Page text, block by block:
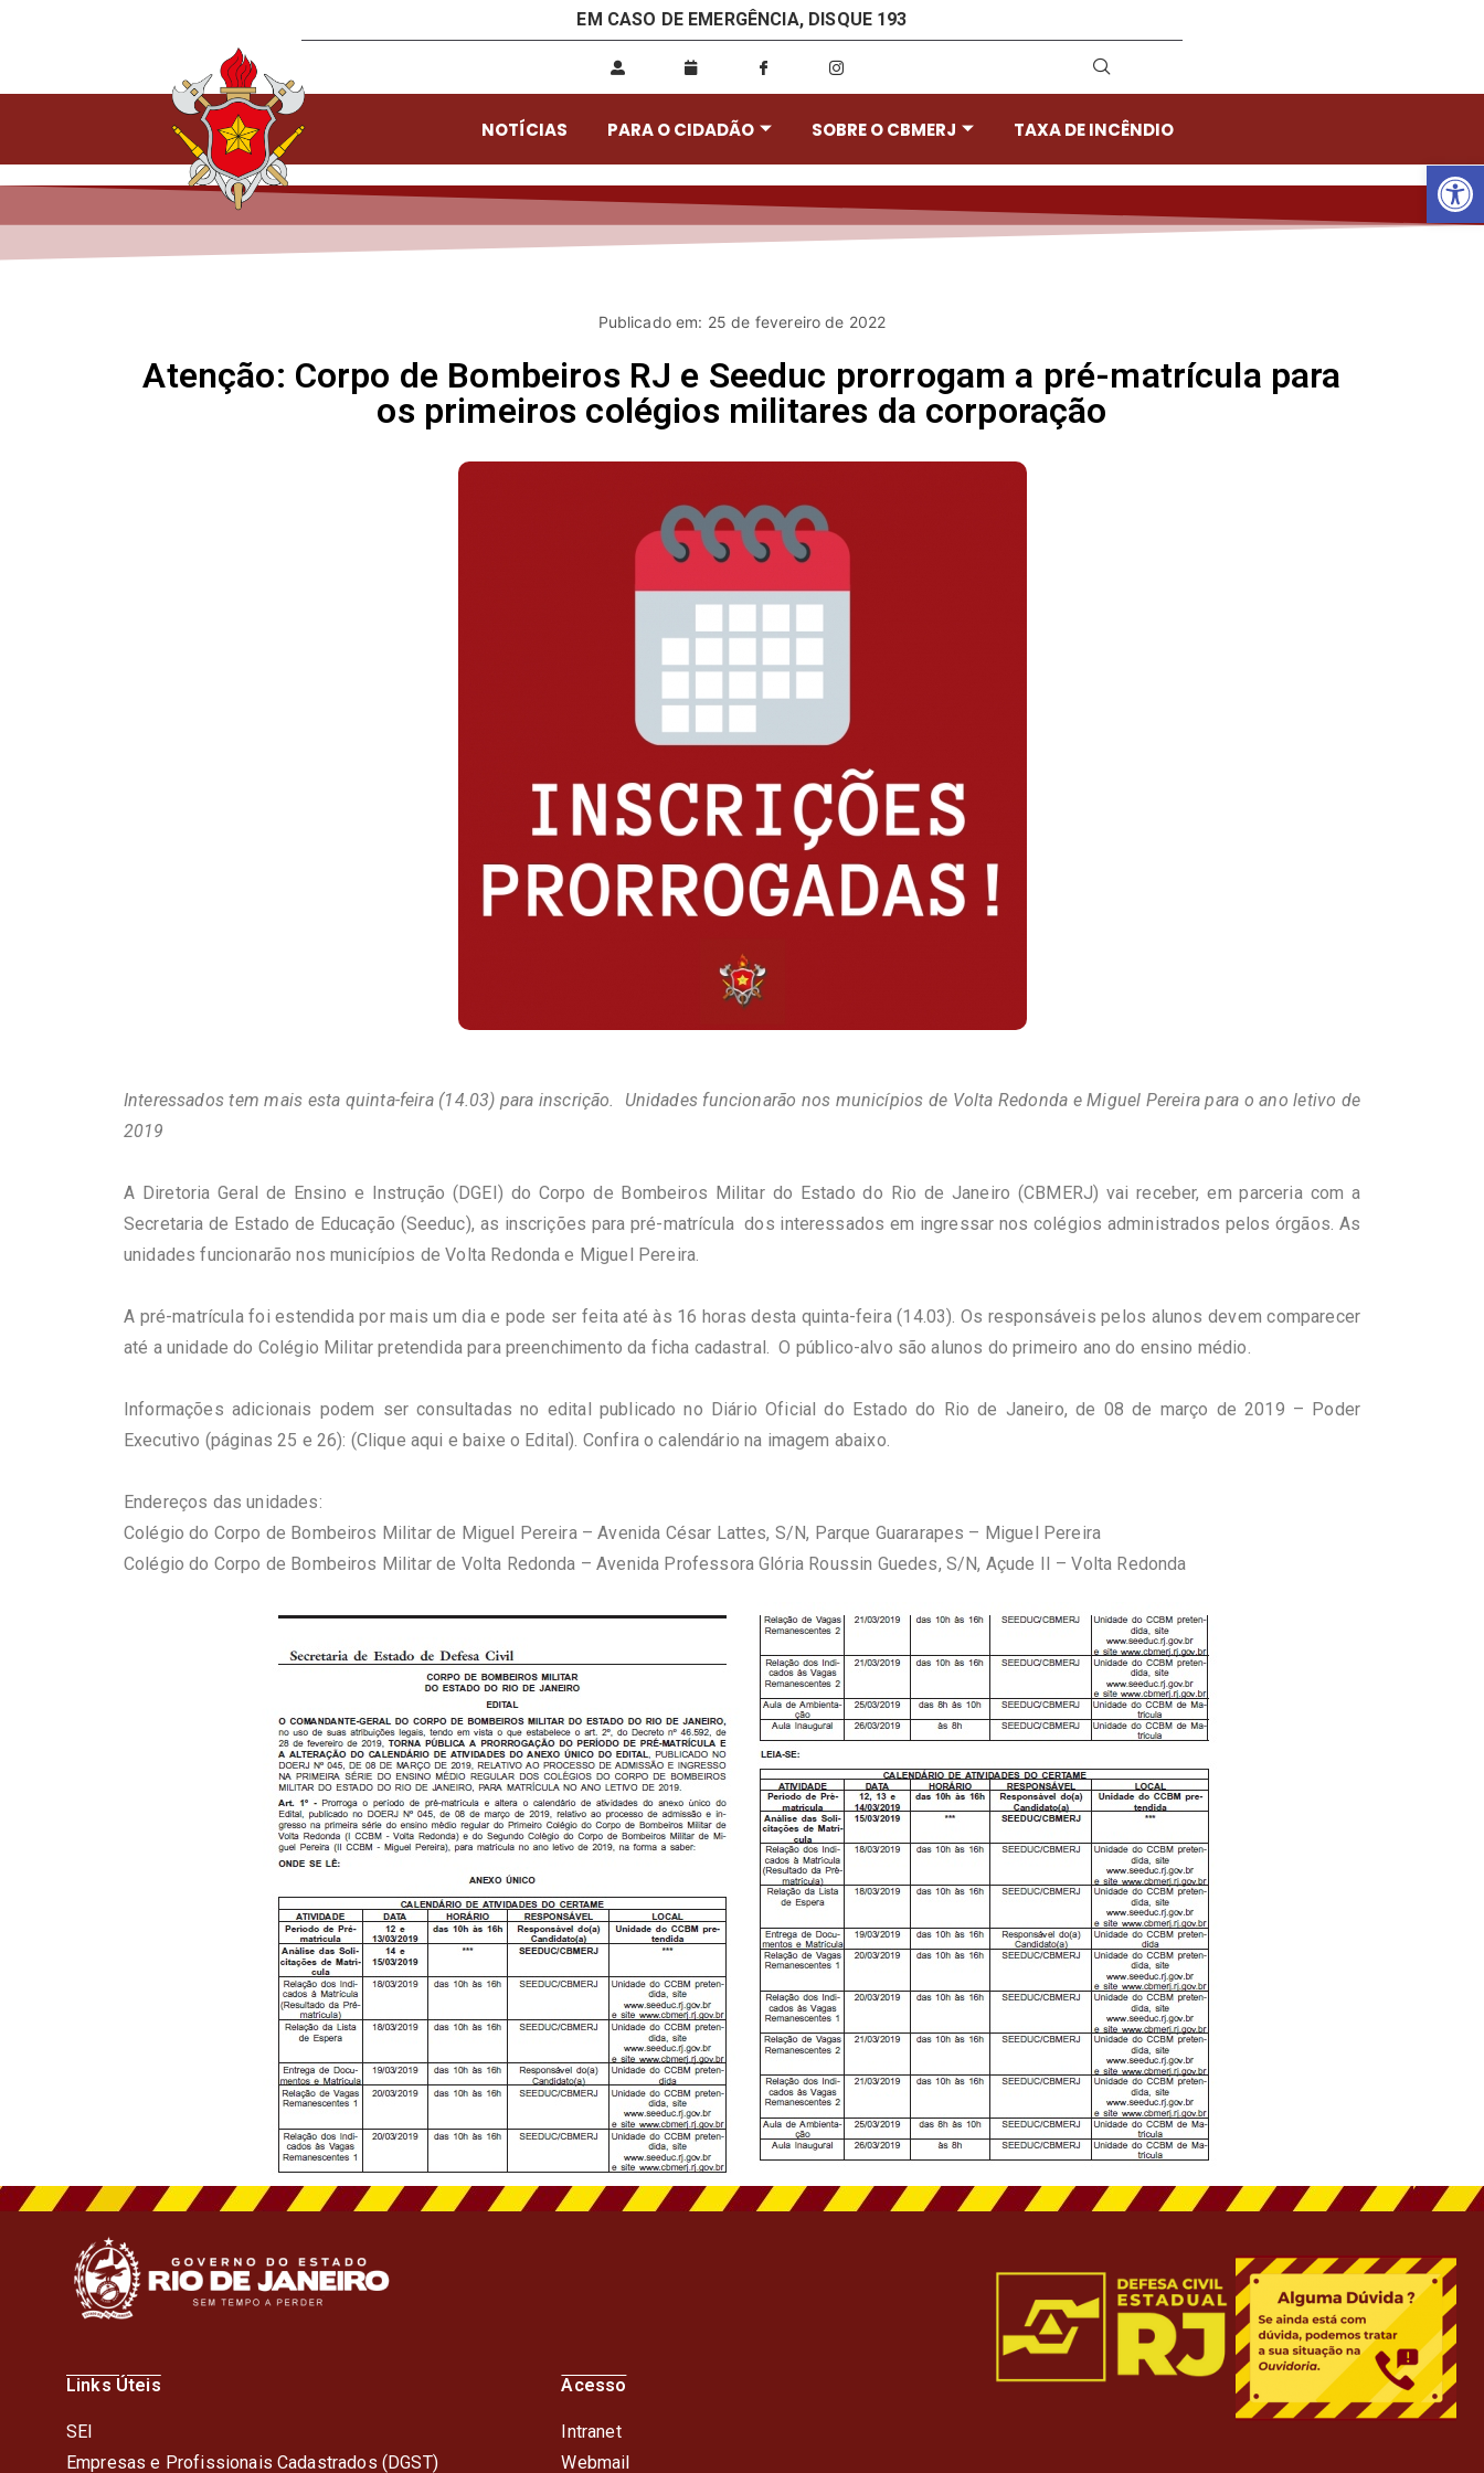
EM CASO DE EMERGÊNCIA, DISQUE 193
NOTÍCIAS PARA O CIDADÃO SOBRE O CBMERJ TAXA DE INCÊNDIO
Publicado em: 25 de fevereiro de 2022
Atenção: Corpo de Bombeiros RJ e Seeduc prorrogam a pré-matrícula para
os primeiros colégios militares da corporação
Interessados tem mais esta quinta-feira (14.03) para inscrição. Unidades funcionarão nos municípios de Volta Redonda e Miguel Pereira para o ano letivo de
2019
A Diretoria Geral de Ensino e Instrução (DGEI) do Corpo de Bombeiros Militar do Estado do Rio de Janeiro (CBMERJ) vai receber, em parceria com a
Secretaria de Estado de Educação (Seeduc), as inscrições para pré-matrícula dos interessados em ingressar nos colégios administrados pelos órgãos. As
unidades funcionarão nos municípios de Volta Redonda e Miguel Pereira.
A pré-matrícula foi estendida por mais um dia e pode ser feita até às 16 horas desta quinta-feira (14.03). Os responsáveis pelos alunos devem comparecer
até a unidade do Colégio Militar pretendida para preenchimento da ficha cadastral. O público-alvo são alunos do primeiro ano do ensino médio.
Informações adicionais podem ser consultadas no edital publicado no Diário Oficial do Estado do Rio de Janeiro, de 08 de março de 2019 – Poder
Executivo (páginas 25 e 26): (Clique aqui e baixe o Edital). Confira o calendário na imagem abaixo.
Endereços das unidades:
Colégio do Corpo de Bombeiros Militar de Miguel Pereira – Avenida César Lattes, S/N, Parque Guararapes – Miguel Pereira
Colégio do Corpo de Bombeiros Militar de Volta Redonda – Avenida Professora Glória Roussin Guedes, S/N, Açude II – Volta Redonda
Links Úteis
SEI
Empresas e Profissionais Cadastrados (DGST)
Acesso
Intranet
Webmail